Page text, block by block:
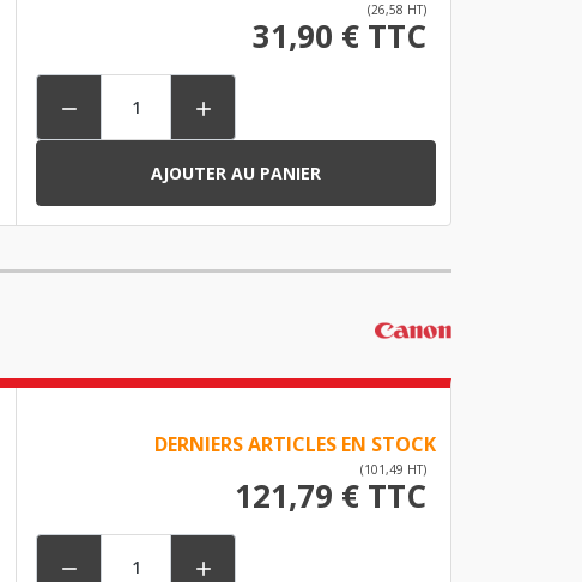
(26,58 HT)
31,90 € TTC
 
AJOUTER AU PANIER
DERNIERS ARTICLES EN STOCK
(101,49 HT)
121,79 € TTC
 